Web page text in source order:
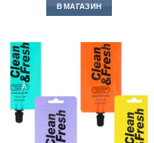
В МАГАЗИН